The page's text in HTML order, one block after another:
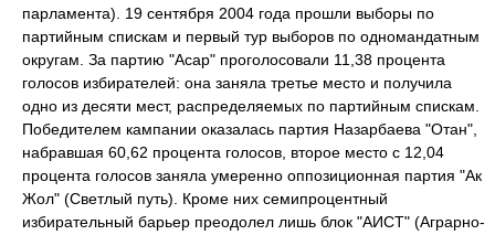
парламента). 19 сентября 2004 года прошли выборы по
партийным спискам и первый тур выборов по одномандатным
округам. За партию "Асар" проголосовали 11,38 процента
голосов избирателей: она заняла третье место и получила
одно из десяти мест, распределяемых по партийным спискам.
Победителем кампании оказалась партия Назарбаева "Отан",
набравшая 60,62 процента голосов, второе место с 12,04
процента голосов заняла умеренно оппозиционная партия "Ак
Жол" (Светлый путь). Кроме них семипроцентный
избирательный барьер преодолел лишь блок "АИСТ" (Аграрно-